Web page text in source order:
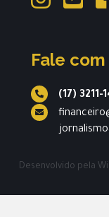
Fale
(17) 3211-
Desenvolvido pela